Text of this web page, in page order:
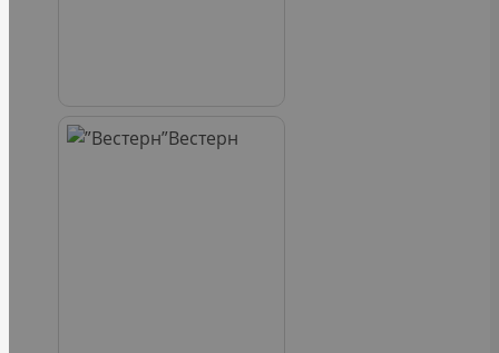
Вестерн